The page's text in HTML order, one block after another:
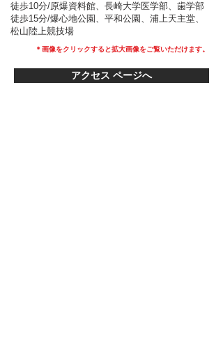
徒歩10分/原爆資料館、長崎大学医学部、歯学部
徒歩15分/爆心地公園、平和公園、浦上天主堂、
松山陸上競技場
＊画像をクリックすると拡大画像をご覧いただけます。​
アクセス ページへ